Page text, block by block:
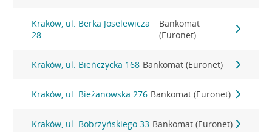
Kraków, ul. Berka Joselewicza
28
Bankomat
(Euronet)
Kraków, ul. Bieńczycka 168 Bankomat (Euronet)
Kraków, ul. Bieżanowska 276 Bankomat (Euronet)
Kraków, ul. Bobrzyńskiego 33 Bankomat (Euronet)